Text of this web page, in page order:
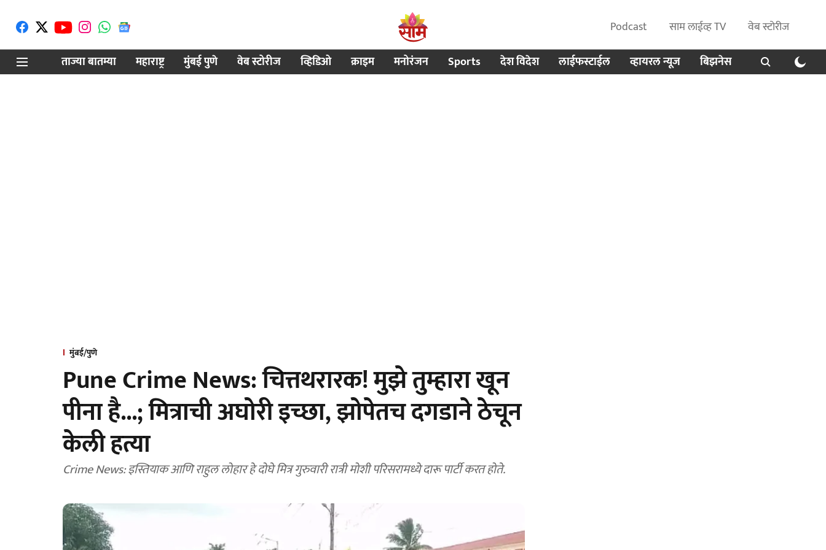
Podcast साम लाईव्ह TV
वेब स्टोरीज
ताज्या बातम्या
महाराष्ट्र मुंबई पुणे वेब स्टोरीज व्हिडिओ क्राइम मनोरंजन Sports देश विदेश लाईफस्टाईल व्हायरल न्यूज बिझनेस
मुंबई/पुणे
Pune Crime News: चित्तथरारक! मुझे तुम्हारा खून
पीना है...; मित्राची अघोरी इच्छा, झोपेतच दगडाने ठेचून
केली हत्या
Crime News: इस्तियाक आणि राहुल लोहार हे दोघे मित्र गुरुवारी रात्री मोशी परिसरामध्ये दारू पार्टी करत होते.